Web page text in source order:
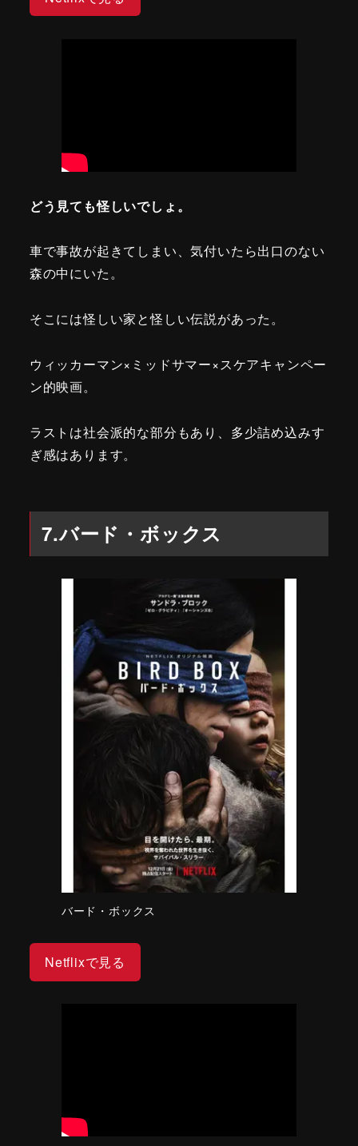
どう見ても怪しいでしょ。
車で事故が起きてしまい、気付いたら出口のない
森の中にいた。
そこには怪しい家と怪しい伝説があった。
ウィッカーマン×ミッドサマー×スケアキャンペー
ン的映画。
ラストは社会派的な部分もあり、多少詰め込みす
ぎ感はあります。
7.バード・ボックス
バード・ボックス
Netflixで見る